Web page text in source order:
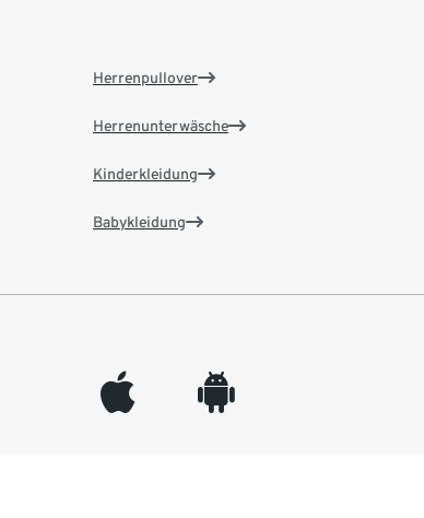
Herrenpullover
Herrenunterwäsche
Kinderkleidung
Babykleidung
appleinc android